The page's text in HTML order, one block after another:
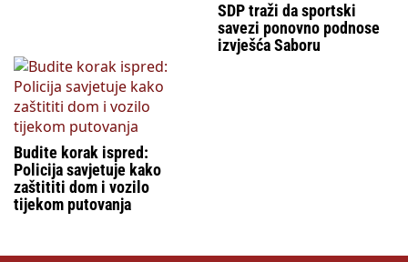
SDP traži da sportski
savezi ponovno podnose
izvješća Saboru
Budite korak ispred:
Policija savjetuje kako
zaštititi dom i vozilo
tijekom putovanja